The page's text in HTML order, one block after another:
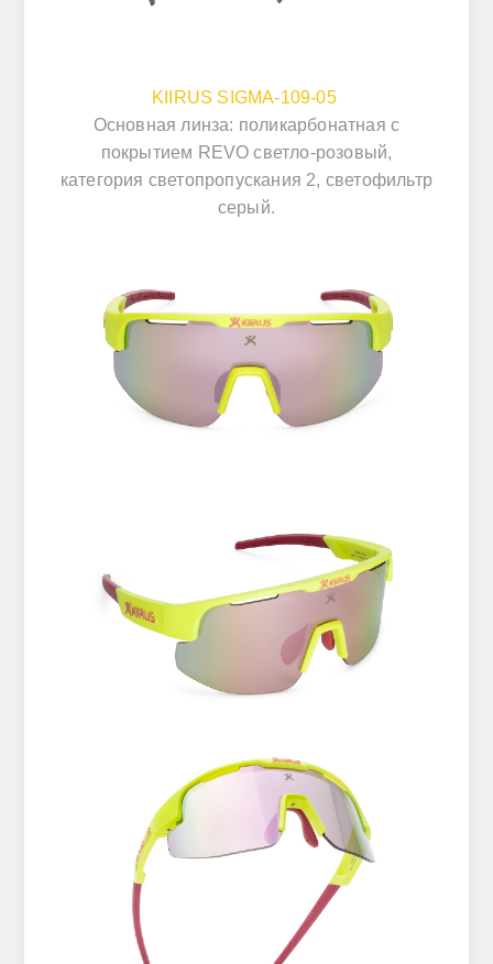
KIIRUS SIGMA-109-05
Основная линза: поликарбонатная с
покрытием REVO светло-розовый,
категория светопропускания 2, светофильтр
серый.